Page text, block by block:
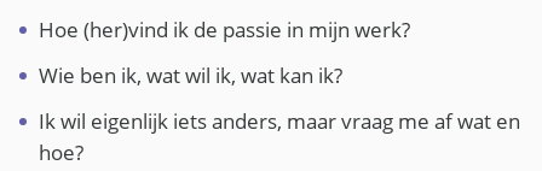
Hoe (her)vind ik de passie in mijn werk?
Wie ben ik, wat wil ik, wat kan ik?
Ik wil eigenlijk iets anders, maar vraag me af wat en
hoe?